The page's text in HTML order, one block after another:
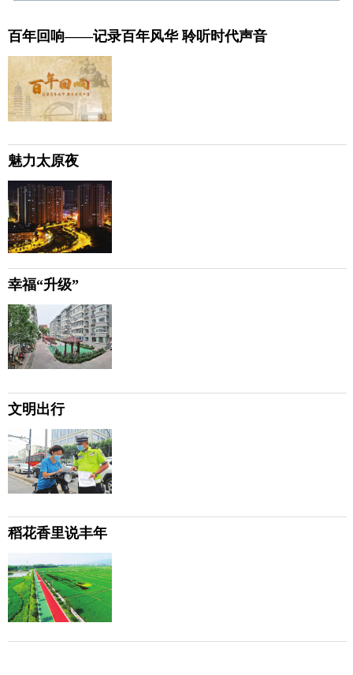
百年回响——记录百年风华 聆听时代声音
魅力太原夜
幸福“升级”
文明出行
稻花香里说丰年